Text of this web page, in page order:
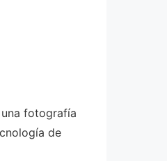
fotografía
de